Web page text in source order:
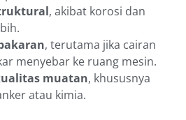
, akibat korosi dan
, terutama jika cairan
menyebar ke ruang mesin.
muatan, khususnya
atau kimia.